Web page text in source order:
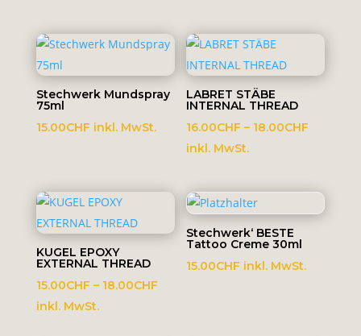
Stechwerk Mundspray
75ml
15.00CHF inkl. MwSt.
LABRET STÄBE
INTERNAL THREAD
16.00CHF – 18.00CHF
inkl. MwSt.
KUGEL EPOXY
EXTERNAL THREAD
15.00CHF – 18.00CHFPreisspanne:
inkl. MwSt.
Stechwerk‘ BESTE
Tattoo Creme 30ml
15.00CHF inkl. MwSt.